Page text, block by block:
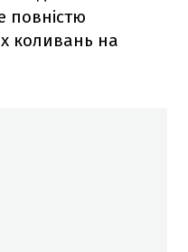
повністю
коливань на